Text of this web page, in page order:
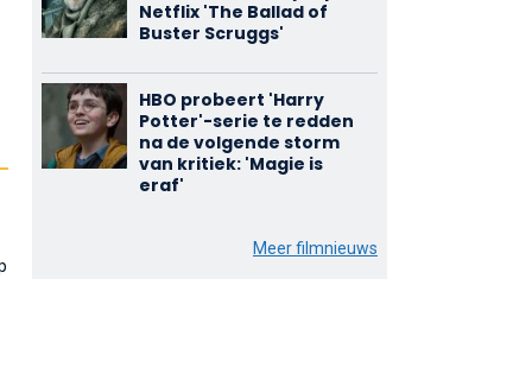
Netflix 'The Ballad of
Buster Scruggs'
HBO probeert 'Harry
Potter'-serie te redden
na de volgende storm
van kritiek: 'Magie is
eraf'
Meer filmnieuws